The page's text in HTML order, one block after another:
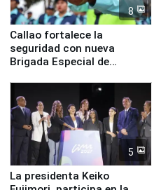
8
Callao fortalece la
seguridad con nueva
Brigada Especial de
equipamiento para
Serenazgo
5
La presidenta Keiko